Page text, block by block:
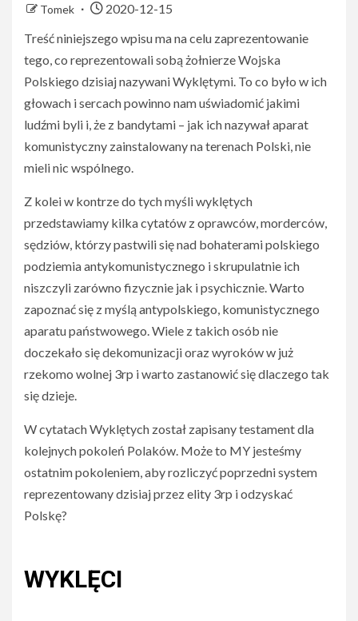
Tomek
2020-12-15
Treść niniejszego wpisu ma na celu zaprezentowanie
tego, co reprezentowali sobą żołnierze Wojska
Polskiego dzisiaj nazywani Wyklętymi. To co było w ich
głowach i sercach powinno nam uświadomić jakimi
ludźmi byli i, że z bandytami – jak ich nazywał aparat
komunistyczny zainstalowany na terenach Polski, nie
mieli nic wspólnego.
Z kolei w kontrze do tych myśli wyklętych
przedstawiamy kilka cytatów z oprawców, morderców,
sędziów, którzy pastwili się nad bohaterami polskiego
podziemia antykomunistycznego i skrupulatnie ich
niszczyli zarówno fizycznie jak i psychicznie. Warto
zapoznać się z myślą antypolskiego, komunistycznego
aparatu państwowego. Wiele z takich osób nie
doczekało się dekomunizacji oraz wyroków w już
rzekomo wolnej 3rp i warto zastanowić się dlaczego tak
się dzieje.
W cytatach Wyklętych został zapisany testament dla
kolejnych pokoleń Polaków. Może to MY jesteśmy
ostatnim pokoleniem, aby rozliczyć poprzedni system
reprezentowany dzisiaj przez elity 3rp i odzyskać
Polskę?
WYKLĘCI